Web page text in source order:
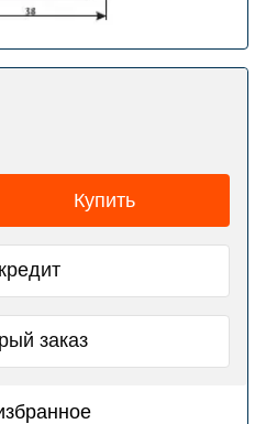
Купить
заказ